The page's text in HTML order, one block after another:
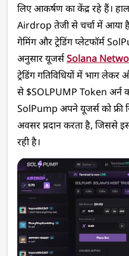
लिए आकर्षण का केंद्र रहे हैं।
Airdrop तेजी से चर्चा में आया
गेमिंग और ट्रेडिंग प्लेटफॉर्म
अनुसार यूजर्स Solana
ट्रेडिंग गतिविधियों में भाग लेकर
से $SOLPUMP Token अर्न
SolPump अपने यूजर्स को फ्री
अवसर प्रदान करता है, जिससे
रही है।